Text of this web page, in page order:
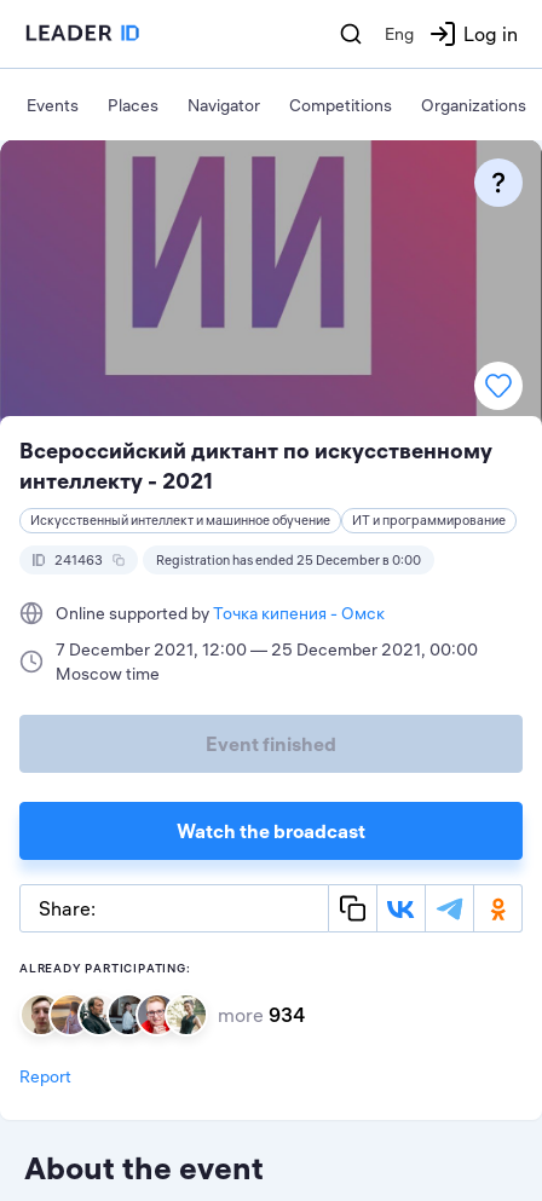
Eng Log in
Events Places Navigator Competitions Organizations
Всероссийский диктант по искусственному
интеллекту - 2021
Искусственный интеллект и машинное обучение ИТ и программирование
241463 Registration has ended 25 December в 0:00
Online supported byТочка кипения - Омск
7 December 2021, 12:00 — 25 December 2021, 00:00
Moscow time
Event finished
Watch the broadcast
Share:
ALREADY PARTICIPATING:
more 934
Report
About the event